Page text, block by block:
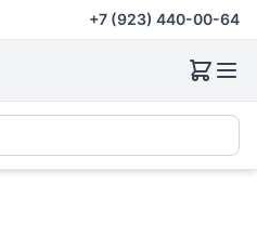
+7 (923) 440-00-64